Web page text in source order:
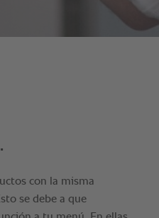
con la misma
se debe a que